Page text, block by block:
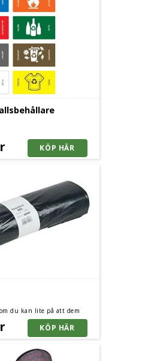
du kan lite på att dem
liter till 160 liter.